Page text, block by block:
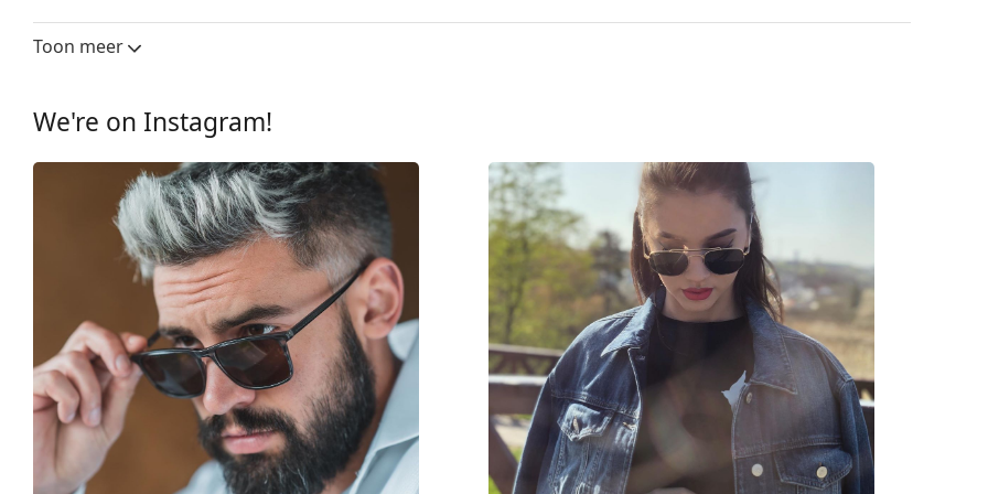
Glasbreedte:
55 mm
montuur
Montuur vorm:
Vierkant
Montuur kleur:
Bruin
Montuur materiaal:
Plastic
M
Breedte:
136 mm
Lengte:
145 mm
Breedte brug:
18 mm
Gewicht:
100 gr
Verstelbare neus-pads:
No
Toon meer
We're on Instagram!